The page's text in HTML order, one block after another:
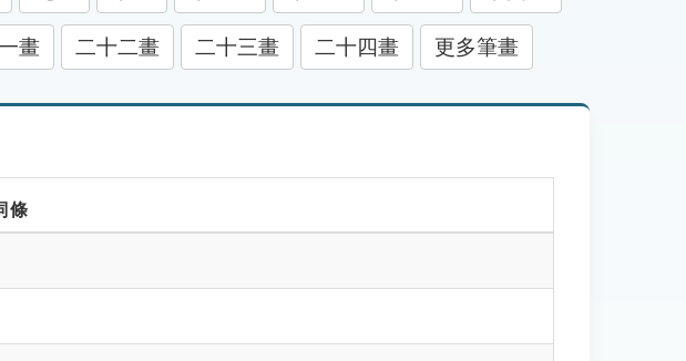
畫 二十二畫 二十三畫 二十四畫 更多筆畫
條